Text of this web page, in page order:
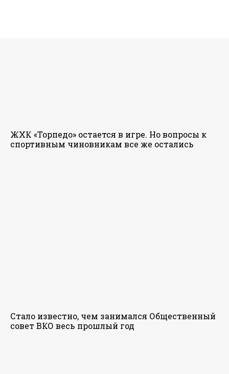
ЖХК «Торпедо» остается в игре. Но вопросы к
спортивным чиновникам все же остались
Стало известно, чем занимался Общественный
совет ВКО весь прошлый год